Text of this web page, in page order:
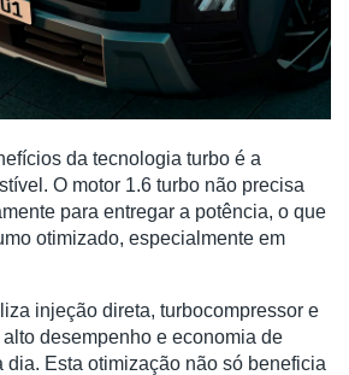
da tecnologia turbo é a
O motor 1.6 turbo não precisa
para entregar a potência, o que
otimizado, especialmente em
injeção direta, turbocompressor e
desempenho e economia de
dia. Esta otimização não só beneficia